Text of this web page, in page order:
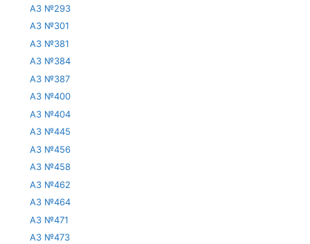
АЗ №293
АЗ №301
АЗ №381
АЗ №384
АЗ №387
АЗ №400
АЗ №404
АЗ №445
АЗ №456
АЗ №458
АЗ №462
АЗ №464
АЗ №471
АЗ №473